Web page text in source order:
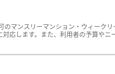
マンスリーマンション・ウィーク
応します。また、利用者の予算や